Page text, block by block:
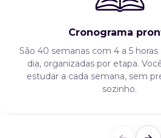
Cronograma
São 40 semanas com 4 a 5
dia, organizadas por etapa.
estudar a cada semana, sem
sozinho.